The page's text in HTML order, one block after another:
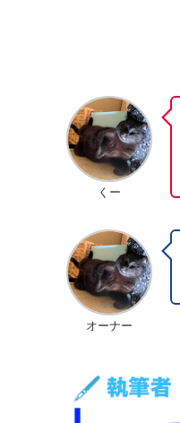
くー
オーナー